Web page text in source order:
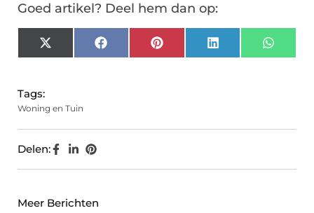
Goed artikel? Deel hem dan op:
X
(Twitter)
FacebookPinterest LinkedIn
Tags:
Woning en Tuin
Delen:
Meer Berichten